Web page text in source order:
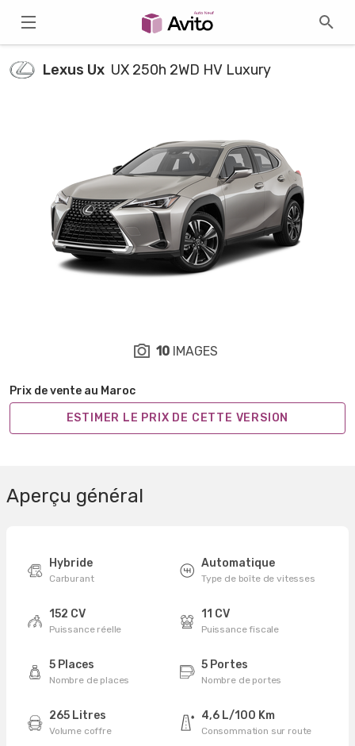
Lexus Ux UX 250h 2WD HV Luxury
Prix de vente au Maroc
ESTIMER LE PRIX DE CETTE VERSION
10 IMAGES
Aperçu général
Hybride
Carburant
Automatique
Type de boîte de vitesses
152 CV
Puissance réelle
11 CV
Puissance fiscale
5 Places
Nombre de places
5 Portes
Nombre de portes
265 Litres
Volume coffre
4,6 L/100 Km
Consommation sur route